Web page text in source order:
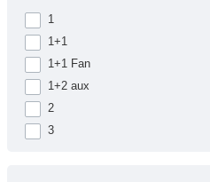
1
1+1
1+1 Fan
1+2 aux
2
3